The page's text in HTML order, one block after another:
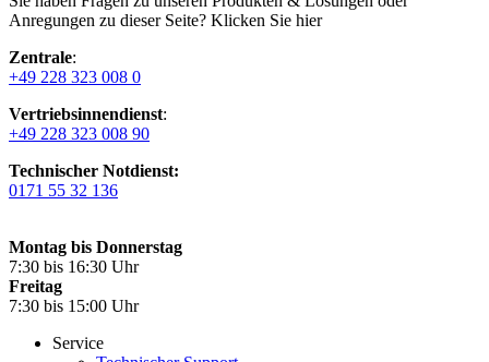
Anregungen zu dieser Seite? Klicken Sie hier
Zentrale:
+49 228 323 008 0
Vertriebsinnendienst:
+49 228 323 008 90
Technischer Notdienst:
0171 55 32 136
Montag bis Donnerstag
7:30 bis 16:30 Uhr
Freitag
7:30 bis 15:00 Uhr
Service